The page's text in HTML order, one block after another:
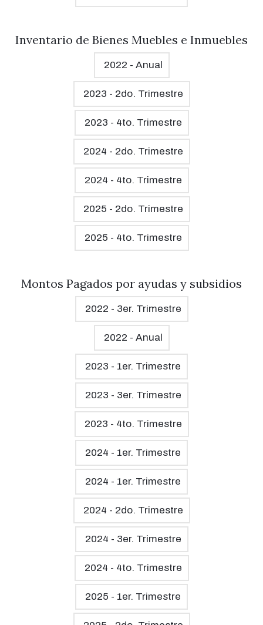
Inventario de Bienes Muebles e Inmuebles
2022 - Anual
2023 - 2do. Trimestre
2023 - 4to. Trimestre
2024 - 2do. Trimestre
2024 - 4to. Trimestre
2025 - 2do. Trimestre
2025 - 4to. Trimestre
Montos Pagados por ayudas y subsidios
2022 - 3er. Trimestre
2022 - Anual
2023 - 1er. Trimestre
2023 - 3er. Trimestre
2023 - 4to. Trimestre
2024 - 1er. Trimestre
2024 - 1er. Trimestre
2024 - 2do. Trimestre
2024 - 3er. Trimestre
2024 - 4to. Trimestre
2025 - 1er. Trimestre